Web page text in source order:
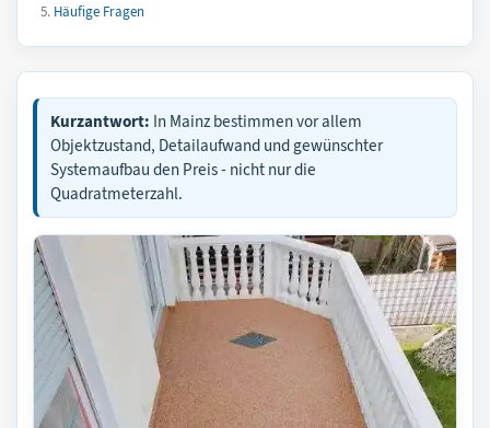
Häufige Fragen
Kurzantwort: In Mainz bestimmen vor allem
Objektzustand, Detailaufwand und gewünschter
Systemaufbau den Preis - nicht nur die
Quadratmeterzahl.